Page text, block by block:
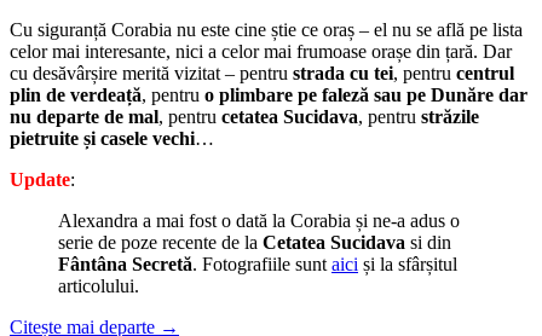
Cu siguranță Corabia nu este cine știe ce oraș – el nu se află pe lista
celor mai interesante, nici a celor mai frumoase orașe din țară. Dar
cu desăvârșire merită vizitat – pentru strada cu tei, pentru centrul
plin de verdeață, pentru o plimbare pe faleză sau pe Dunăre dar
nu departe de mal, pentru cetatea Sucidava, pentru străzile
pietruite și casele vechi…
Update:
Alexandra a mai fost o dată la Corabia și ne-a adus o
serie de poze recente de la Cetatea Sucidava si din
Fântâna Secretă. Fotografiile sunt aici și la sfârșitul
articolului.
Citește mai departe →